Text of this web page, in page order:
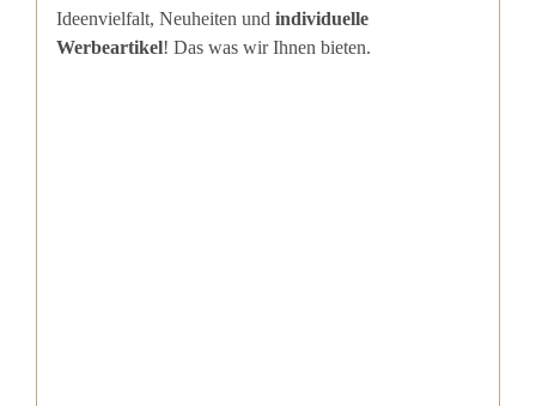
Ideenvielfalt, Neuheiten und individuelle
Werbeartikel! Das was wir Ihnen bieten.